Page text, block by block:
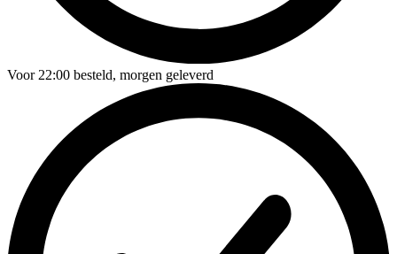
Voor22:00 besteld, morgen geleverd